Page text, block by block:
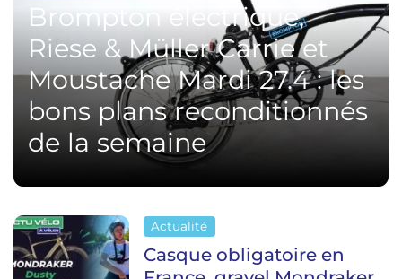
Brompton électrique,
Riese & Müller Carrie et
Moustache Mardi 27.4 : les
bons plans reconditionnés
de la semaine
Actualité
Casque obligatoire en